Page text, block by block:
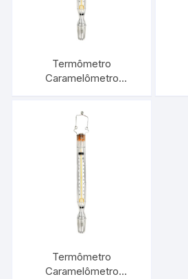
Termômetro
Caramelômetro
INCOTERM 5119
Termômetro
Caramelômetro